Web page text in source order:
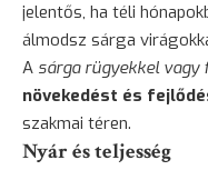
jelentős, ha téli
álmodsz sárga
A sárga rügyekkel vagy
növekedést és
szakmai téren.
Nyár és teljesség